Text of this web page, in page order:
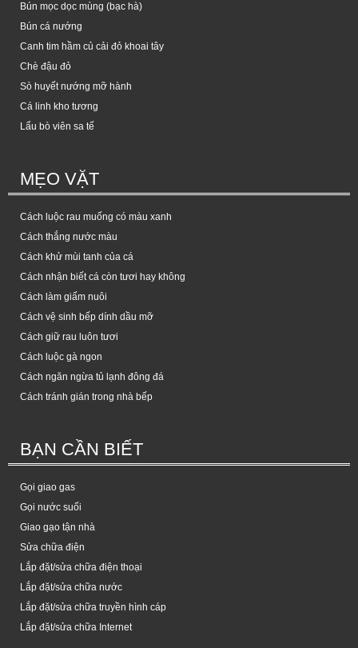
Bún mọc dọc mùng (bạc hà)
Bún cá nướng
Canh tim hầm củ cải đỏ khoai tây
Chè đậu đỏ
Sò huyết nướng mỡ hành
Cá linh kho tương
Lẩu bò viên sa tế
MẸO VẶT
Cách luộc rau muống có màu xanh
Cách thắng nước màu
Cách khử mùi tanh của cá
Cách nhận biết cá còn tươi hay không
Cách làm giấm nuôi
Cách vệ sinh bếp dính dầu mỡ
Cách giữ rau luôn tươi
Cách luộc gà ngon
Cách ngăn ngừa tủ lạnh đông đá
Cách tránh gián trong nhà bếp
BẠN CẦN BIẾT
Gọi giao gas
Gọi nước suối
Giao gạo tận nhà
Sửa chữa điện
Lắp đặt/sửa chữa điện thoại
Lắp đặt/sửa chữa nước
Lắp đặt/sửa chữa truyền hình cáp
Lắp đặt/sửa chữa Internet